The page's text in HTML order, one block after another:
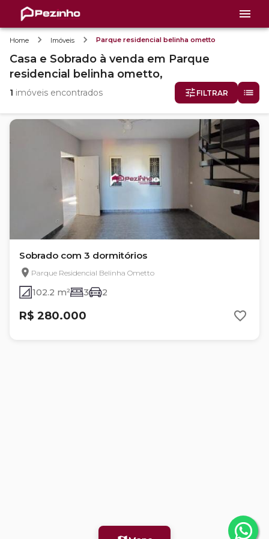
Home Imóveis Parque residencial belinha ometto
Casa e Sobrado à venda em Parque
residencial belinha ometto,
1 imóveis encontrados FILTRAR
Sobrado com 3 dormitórios
Parque Residencial Belinha Ometto
102.2 m² 3 2
R$ 280.000